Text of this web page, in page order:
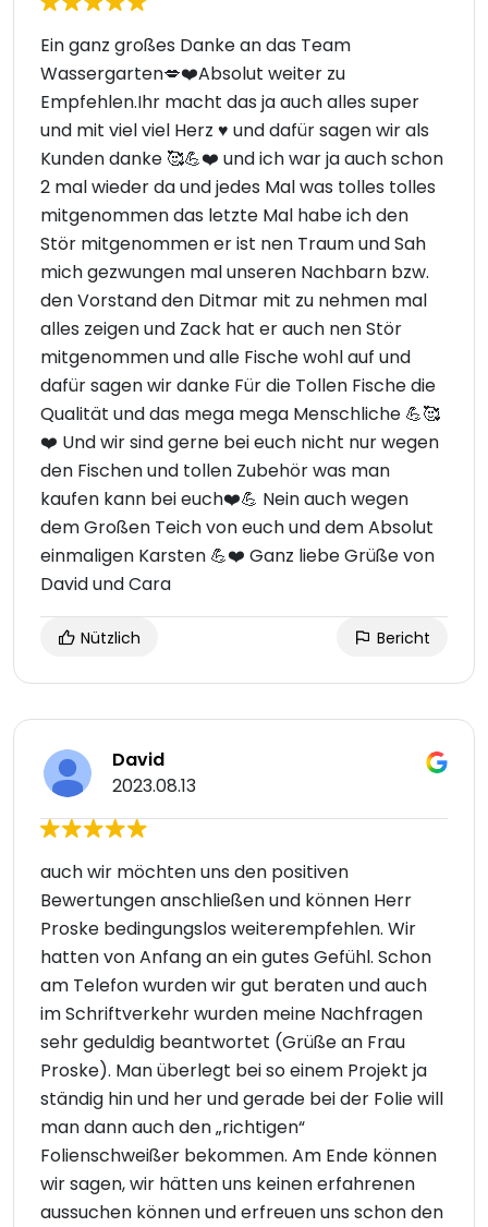
Ein ganz großes Danke an das Team
Wassergarten💋❤️Absolut weiter zu
Empfehlen.Ihr macht das ja auch alles super
und mit viel viel Herz ♥️ und dafür sagen wir als
Kunden danke 🥰💪❤️ und ich war ja auch schon
2 mal wieder da und jedes Mal was tolles tolles
mitgenommen das letzte Mal habe ich den
Stör mitgenommen er ist nen Traum und Sah
mich gezwungen mal unseren Nachbarn bzw.
den Vorstand den Ditmar mit zu nehmen mal
alles zeigen und Zack hat er auch nen Stör
mitgenommen und alle Fische wohl auf und
dafür sagen wir danke Für die Tollen Fische die
Qualität und das mega mega Menschliche 💪🥰
❤️ Und wir sind gerne bei euch nicht nur wegen
den Fischen und tollen Zubehör was man
kaufen kann bei euch❤️💪 Nein auch wegen
dem Großen Teich von euch und dem Absolut
einmaligen Karsten 💪❤️ Ganz liebe Grüße von
David und Cara
Nützlich Bericht
David
2023.08.13
auch wir möchten uns den positiven
Bewertungen anschließen und können Herr
Proske bedingungslos weiterempfehlen. Wir
hatten von Anfang an ein gutes Gefühl. Schon
am Telefon wurden wir gut beraten und auch
im Schriftverkehr wurden meine Nachfragen
sehr geduldig beantwortet (Grüße an Frau
Proske). Man überlegt bei so einem Projekt ja
ständig hin und her und gerade bei der Folie will
man dann auch den „richtigen“
Folienschweißer bekommen. Am Ende können
wir sagen, wir hätten uns keinen erfahrenen
aussuchen können und erfreuen uns schon den